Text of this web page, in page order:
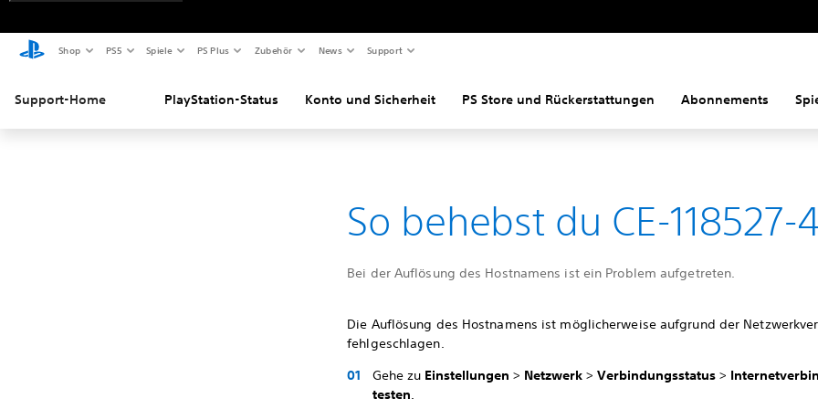
Shop PS5 Spiele PS Plus Zubehör News Support
Support-Home PlayStation-Status Konto und Sicherheit PS Store und Rückerstattungen Abonnements
So behebst du CE-118527-4
Bei der Auflösung des Hostnamens ist ein Problem aufgetreten.
Die Auflösung des Hostnamens ist möglicherweise aufgrund der
fehlgeschlagen.
Gehe zu Einstellungen > Netzwerk >Verbindungsstatus >
testen.